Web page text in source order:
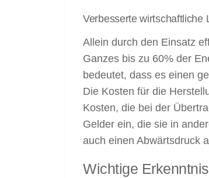
Verbesserte wirtschaftliche
Allein durch den Einsatz
Ganzes bis zu 60% der
bedeutet, dass es einen
Die Kosten für die
Kosten, die bei der
Gelder ein, die sie in
auch einen Abwärtsdruck
Wichtige